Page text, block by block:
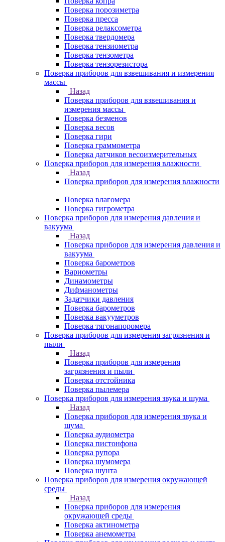
Поверка порозиметра
Поверка пресса
Поверка релаксометра
Поверка твердомера
Поверка тензиометра
Поверка тензометра
Поверка тензорезистора
Поверка приборов для взвешивания и измерения
массы
Назад
Поверка приборов для взвешивания и
измерения массы
Поверка безменов
Поверка весов
Поверка гири
Поверка граммометра
Поверка датчиков весоизмерительных
Поверка приборов для измерения влажности
Назад
Поверка приборов для измерения влажности
Поверка влагомера
Поверка гигрометра
Поверка приборов для измерения давления и
вакуума
Назад
Поверка приборов для измерения давления и
вакуума
Поверка барометров
Вариометры
Динамометры
Дифманометры
Задатчики давления
Поверка барометров
Поверка вакууметров
Поверка тягонапоромера
Поверка приборов для измерения загрязнения и
пыли
Назад
Поверка приборов для измерения
загрязнения и пыли
Поверка отстойника
Поверка пылемера
Поверка приборов для измерения звука и шума
Назад
Поверка приборов для измерения звука и
шума
Поверка аудиометра
Поверка пистонфона
Поверка рупора
Поверка шумомера
Поверка шунта
Поверка приборов для измерения окружающей
среды
Назад
Поверка приборов для измерения
окружающей среды
Поверка актинометра
Поверка анемометра